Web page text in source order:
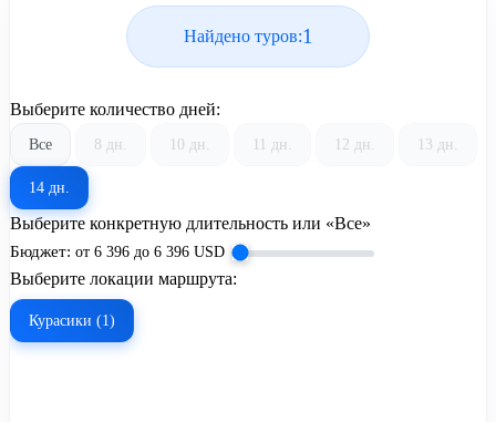
Найдено туров:1
Выберите количество дней:
Все 8 дн. 10 дн. 11 дн. 12 дн. 13 дн.
14 дн.
Выберите конкретную длительность или «Все»
Бюджет: от 6 396 до 6 396 USD
Выберите локации маршрута:
Курасики (1)